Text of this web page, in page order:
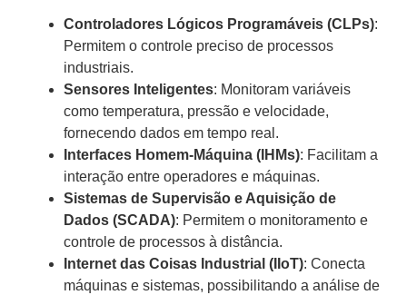
Controladores Lógicos Programáveis (CLPs):
Permitem o controle preciso de processos
industriais.
Sensores Inteligentes: Monitoram variáveis
como temperatura, pressão e velocidade,
fornecendo dados em tempo real.
Interfaces Homem-Máquina (IHMs): Facilitam a
interação entre operadores e máquinas.
Sistemas de Supervisão e Aquisição de
Dados (SCADA): Permitem o monitoramento e
controle de processos à distância.
Internet das Coisas Industrial (IIoT): Conecta
máquinas e sistemas, possibilitando a análise de